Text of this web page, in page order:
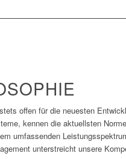
offen für die neuesten
kennen die aktuellsten
umfassenden
unterstreicht unsere